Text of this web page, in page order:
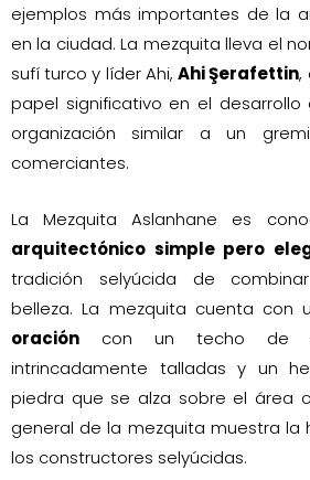
ejemplos más importantes de la
en la ciudad. La mezquita lleva el
sufí turco y líder Ahi,Ahi Şerafettin,
papel significativo en el desarrollo
organización similar a un
comerciantes.
La Mezquita Aslanhane es
arquitectónico simple pero
tradición selyúcida de
belleza. La mezquita cuenta con
oración con un techo de
intrincadamente talladas y un
piedra que se alza sobre el área
general de la mezquita muestra la
los constructores selyúcidas.